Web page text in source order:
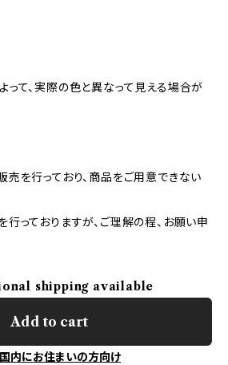
って、実際の色と異なって見える場合が
売を行っており、商品をご用意できない
っておりますが、ご理解の程、お願い申
shipping available
Add to cart
内にお住まいの方向け